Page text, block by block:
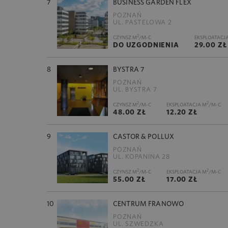
7 BUSINESS GARDEN FLEX
POZNAŃ
UL. PASTELOWA 2
CZYNSZ M2/M-C
DO UZGODNIENIA 29.00 ZŁ
8 BYSTRA 7
POZNAŃ
UL. BYSTRA 7
CZYNSZ M2/M-C
48.00 ZŁ
EKSPLOATACJA M2/M-C
12.20 ZŁ
9 CASTOR & POLLUX
POZNAŃ
UL. KOPANINA 28
CZYNSZ M2/M-C
55.00 ZŁ
EKSPLOATACJA M2/M-C
17.00 ZŁ
10 CENTRUM FRANOWO
POZNAŃ
UL. SZWEDZKA